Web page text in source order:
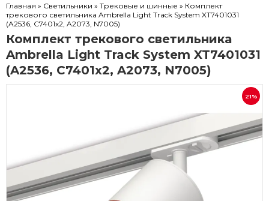
Главная » Светильники » Трековые и шинные » Комплект
трекового светильника Ambrella Light Track System XT7401031
(A2536, C7401x2, A2073, N7005)
Комплект трекового светильника
Ambrella Light Track System XT7401031
(A2536, C7401x2, A2073, N7005)
21%